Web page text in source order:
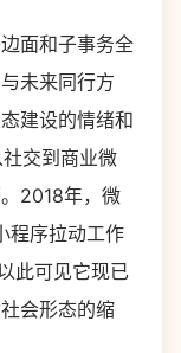
面和子事务全
未来同行方
建设的情绪和
交到商业微
2018年，微
程序拉动工作
此可见它现已
会形态的缩